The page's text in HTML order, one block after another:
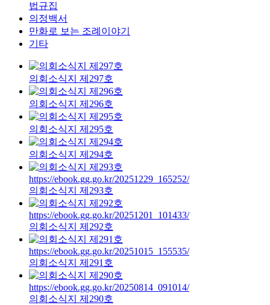
법규집
의정백서
만화로 보는 조례이야기
기타
의회소식지 제297호
의회소식지 제296호
의회소식지 제295호
의회소식지 제294호
https://ebook.gg.go.kr/20251229_165252/
의회소식지 제293호
https://ebook.gg.go.kr/20251201_101433/
의회소식지 제292호
https://ebook.gg.go.kr/20251015_155535/
의회소식지 제291호
https://ebook.gg.go.kr/20250814_091014/
의회소식지 제290호